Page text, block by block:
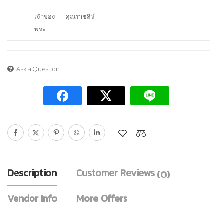
เจ้าของ
พระ
คุณราชสีห์
Ask a Question
Description Customer Reviews (0)
Vendor Info
More Offers